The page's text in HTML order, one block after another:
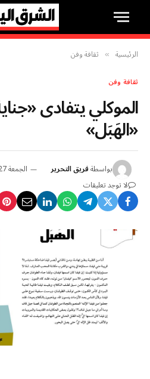
الرئيسية » ثقافة وفن
ثقافة وفن
الموكلي يتفادى
«الهَبَل»
بواسطةفريق التحرير
الجمعة 27 سبتمبر 2:15 ص
لا توجد تعليقات